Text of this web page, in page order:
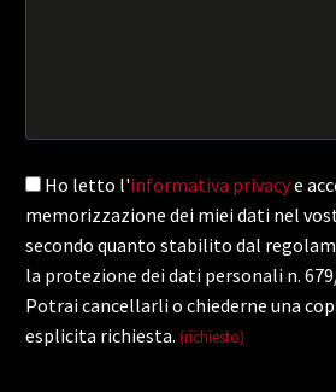
Ho letto l'informativa privacye
memorizzazione dei miei dati nel
secondo quanto stabilito dal
la protezione dei dati personali n.
Potrai cancellarli o chiederne una
esplicita richiesta. (richiesto)